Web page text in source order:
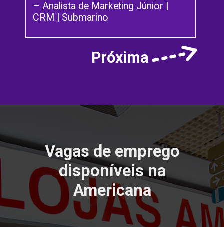
– Analista de Marketing Júnior |
CRM | Submarino
Próxima
Vagas de emprego
disponíveis na
Americana